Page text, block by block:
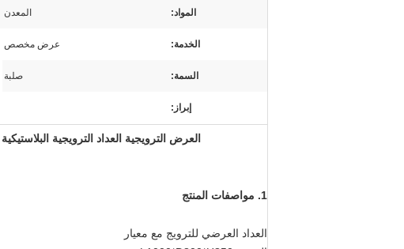
المواد: المعدن
الخدمة: عرض مخصص
السمة: صلبة
إبراز:
العرض الترويجية العداد الترويجية
1. مواصفات المنتج
العداد العرضي للترويج مع معيار